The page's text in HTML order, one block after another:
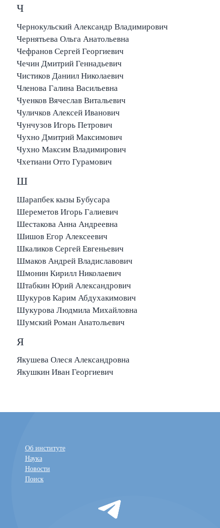
Ч
Чернокульский Александр Владимирович
Чернятьева Ольга Анатольевна
Чефранов Сергей Георгиевич
Чечин Дмитрий Геннадьевич
Чистиков Даниил Николаевич
Членова Галина Васильевна
Чуенков Вячеслав Витальевич
Чуличков Алексей Иванович
Чунчузов Игорь Петрович
Чухно Дмитрий Максимович
Чухно Максим Владимирович
Чхетиани Отто Гурамович
Ш
Шарапбек кызы Бубусара
Шереметов Игорь Галиевич
Шестакова Анна Андреевна
Шишов Егор Алексеевич
Шкаликов Сергей Евгеньевич
Шмаков Андрей Владиславович
Шмонин Кирилл Николаевич
Штабкин Юрий Александрович
Шукуров Карим Абдухакимович
Шукурова Людмила Михайловна
Шумский Роман Анатольевич
Я
Якушева Олеся Александровна
Якушкин Иван Георгиевич
Об институте
Наука
Новости
Поиск